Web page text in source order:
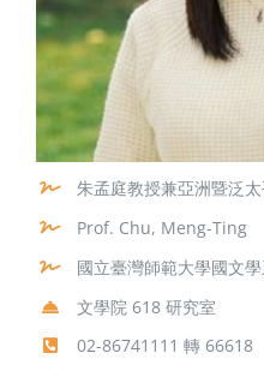
朱孟庭教授兼亞洲暨泛
Prof. Chu, Meng-Ting
國立臺灣師範大學國文
文學院 618 研究室
02-86741111 轉 66618